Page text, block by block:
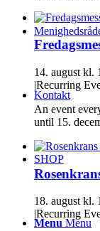
Kontakt
SHOP
Menu Menu
14. august kl.
|Recurring
An event
until 15.
18. august kl.
Recurring